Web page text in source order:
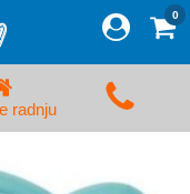
0
radnju